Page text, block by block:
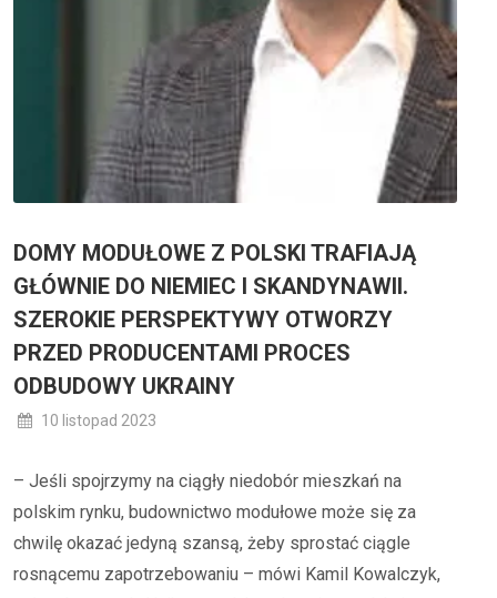
DOMY MODUŁOWE Z POLSKI TRAFIAJĄ
GŁÓWNIE DO NIEMIEC I SKANDYNAWII.
SZEROKIE PERSPEKTYWY OTWORZY
PRZED PRODUCENTAMI PROCES
ODBUDOWY UKRAINY
10 listopad 2023
– Jeśli spojrzymy na ciągły niedobór mieszkań na
polskim rynku, budownictwo modułowe może się za
chwilę okazać jedyną szansą, żeby sprostać ciągle
rosnącemu zapotrzebowaniu – mówi Kamil Kowalczyk,